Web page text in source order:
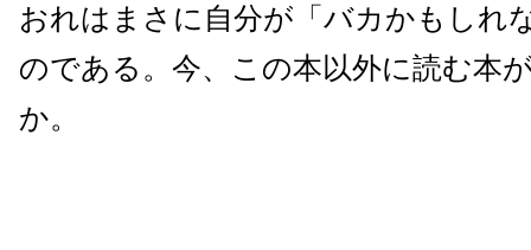
おれはまさに自分が「バカかもしれ
のである。今、この本以外に読む本
か。